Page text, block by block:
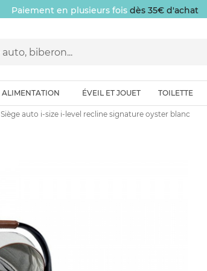
Paiement en plusieurs fois dès 35€ d'achat
ALIMENTATION ÉVEIL ET JOUET TOILETTE
Siège auto i-size i-level recline signature oyster blanc